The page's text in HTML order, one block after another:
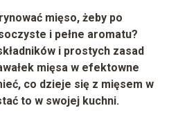
mięso, żeby po
i pełne aromatu?
i prostych zasad
mięsa w efektowne
co dzieje się z mięsem w
to w swojej kuchni.